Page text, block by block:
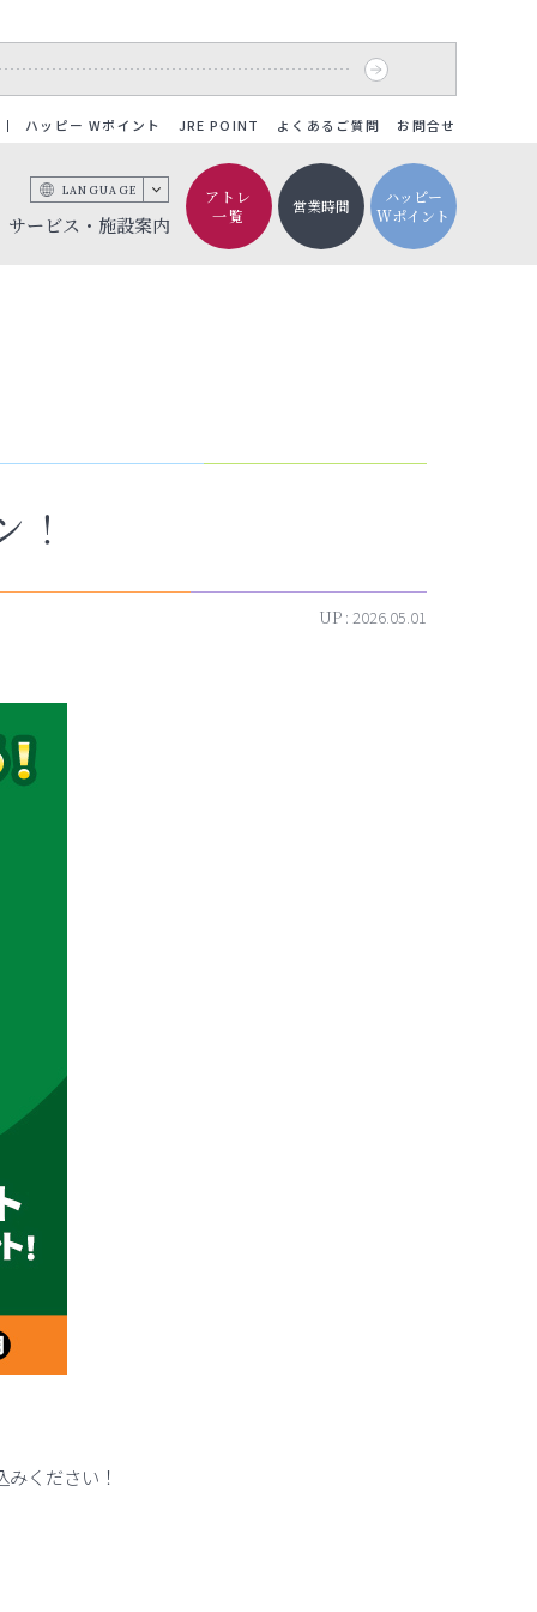
ハッピー Wポイント JRE POINT よくあるご質問 お問合せ
サービス・施設案内
LANGUAGE
アトレ
一覧
営業時間
ハッピー
Wポイント
UP : 2026.05.01
ください！